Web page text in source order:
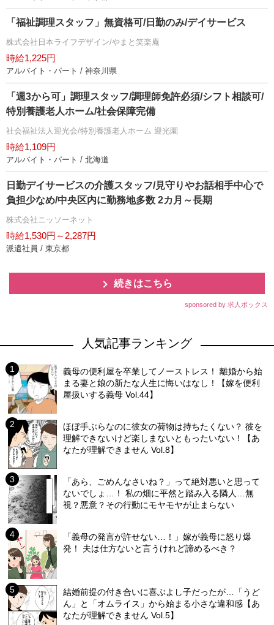
「福祉調理スタッフ」無資格可/日勤のみ/デイサービス
株式会社日本ライフデザイン/やまと笑楽庵
時給1,225円
アルバイト・パート / 神奈川県
「週3から可」調理スタッフ/調理師免許必須/シフト相談可/
特別養護老人ホーム/社会保障完備
社会福祉法人迎光会/特別養護老人ホーム 迎光園
時給1,109円
アルバイト・パート / 北海道
日勤デイサービスの介護スタッフ/見守りやお話相手中心で
負担少なめ/中央区内に勤務地多数 2カ月～長期
株式会社ニッソーネット
時給1,530円～2,287円
派遣社員 / 東京都
続きはこちら
sponsored by 求人ボックス
人気記事ランキング
義母の便利屋を卒業してノーストレス！ 離婚から始
まる妻と娘の新たな人生に悔いはなし！【嫁を便利
屋扱いする義母 Vol.44】
ほぼ手ぶらなのに彼女の荷物は持ちたくない？ 彼を
理解できないけど楽しまないともったいない！【あ
なたが理解できません Vol.8】
「あら、ごめんなさいね？」って絶対悪いと思って
ないでしょ…！ 私の畑に平然と踏み入る隣人…無
視？悪意？その行動にモヤモヤが止まらない
「義母の発言が許せない…！」嫁が義母に怒り爆
発！ 夫は仕方ないと言うけれど諦めるべき？
結婚前提の付き合いに喜ぶよし子だったが…「うど
ん」と「オムライス」から始まる小さな違和感【あ
なたが理解できません Vol.5】